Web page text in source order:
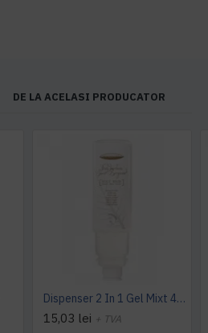
DE LA ACELASI PRODUCATOR
Dispenser 2 In 1 Gel Mixt 450 Ml - Botanika
15,03 lei + TVA